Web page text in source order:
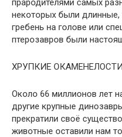
прародителями самых
некоторых были длинные,
гребень на голове или
птерозавров были
ХРУПКИЕ ОКАМЕНЕЛОСТИ
Около 66 миллионов лет
другие крупные
прекратили своё
животные оставили нам